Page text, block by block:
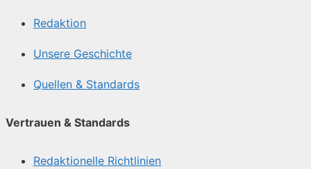
Redaktion
Unsere Geschichte
Quellen & Standards
Vertrauen & Standards
Redaktionelle Richtlinien